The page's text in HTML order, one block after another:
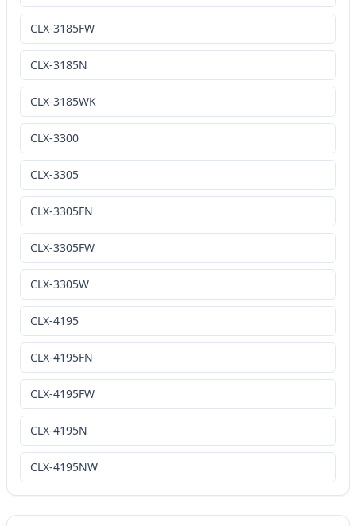
CLX-3185FW
CLX-3185N
CLX-3185WK
CLX-3300
CLX-3305
CLX-3305FN
CLX-3305FW
CLX-3305W
CLX-4195
CLX-4195FN
CLX-4195FW
CLX-4195N
CLX-4195NW